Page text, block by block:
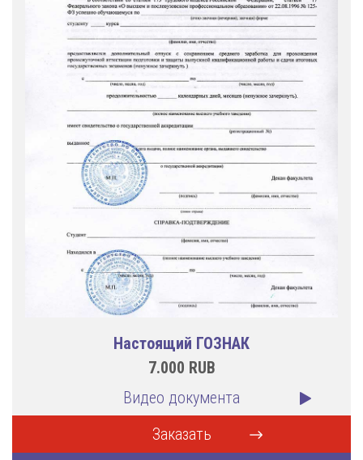
Настоящий ГОЗНАК
7.000 RUB
Видео документа
Заказать